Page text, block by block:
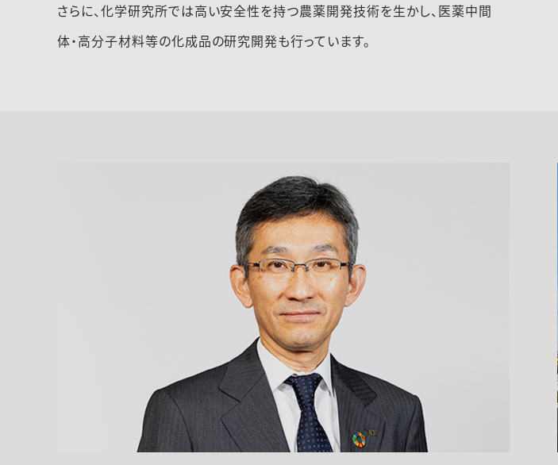
さらに、化学研究所では高い安全性を持つ農薬開発技術を生かし、医薬中間
体・高分子材料等の化成品の研究開発も行っています。